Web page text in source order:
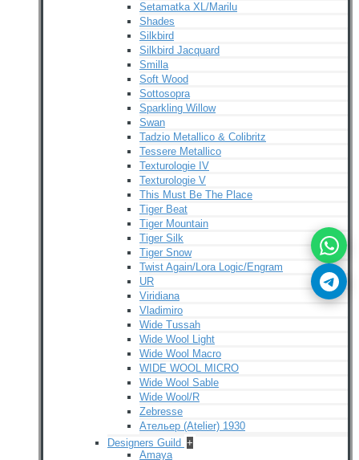
Setamatka XL/Marilu
Shades
Silkbird
Silkbird Jacquard
Smilla
Soft Wood
Sottosopra
Sparkling Willow
Swan
Tadzio Metallico & Colibritz
Tessere Metallico
Texturologie IV
Texturologie V
This Must Be The Place
Tiger Beat
Tiger Mountain
Tiger Silk
Tiger Snow
Twist Again/Lora Logic/Engram
UR
Viridiana
Vladimiro
Wide Tussah
Wide Wool Light
Wide Wool Macro
WIDE WOOL MICRO
Wide Wool Sable
Wide Wool/R
Zebresse
Ательер (Atelier) 1930
Designers Guild +
Amaya